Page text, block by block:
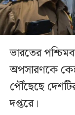
ভারতের
অপসারণকে
পৌঁছেছে দেশটির
দপ্তরে।